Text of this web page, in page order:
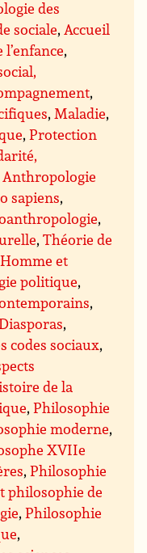
des
sociale, Accueil
,
,
, Maladie,
,Protection
Anthropologie
sapiens,
,
,Théorie de
Homme et
politique,
,
,
codes sociaux,
de la
,Philosophie
moderne,
XVIIe
,Philosophie
philosophie de
,Philosophie
,